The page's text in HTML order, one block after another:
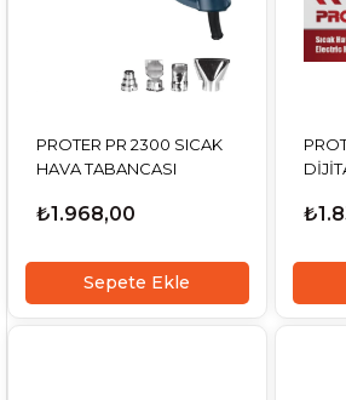
PROTER PR 2300 SICAK
HAVA TABANCASI
₺1.968,00
Sepete Ekle